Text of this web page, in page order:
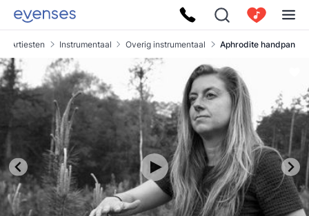
Artiesten Instrumentaal Overig instrumentaal Aphrodite handpan